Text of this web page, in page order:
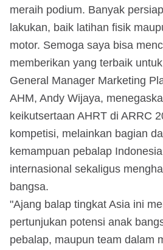
meraih podium. Banyak
lakukan, baik latihan fisik
motor. Semoga saya bisa
memberikan yang terbaik
General Manager Marketing
AHM, Andy Wijaya,
keikutsertaan AHRT di ARRC
kompetisi, melainkan bagian
kemampuan pebalap
internasional sekaligus
bangsa.
"Ajang balap tingkat Asia ini
pertunjukan potensi anak
pebalap, maupun team dalam